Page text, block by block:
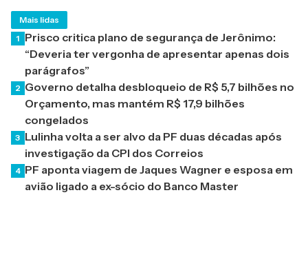
Mais lidas
1 Prisco critica plano de segurança de Jerônimo:
“Deveria ter vergonha de apresentar apenas dois
parágrafos”
2 Governo detalha desbloqueio de R$ 5,7 bilhões no
Orçamento, mas mantém R$ 17,9 bilhões
congelados
3 Lulinha volta a ser alvo da PF duas décadas após
investigação da CPI dos Correios
4 PF aponta viagem de Jaques Wagner e esposa em
avião ligado a ex-sócio do Banco Master